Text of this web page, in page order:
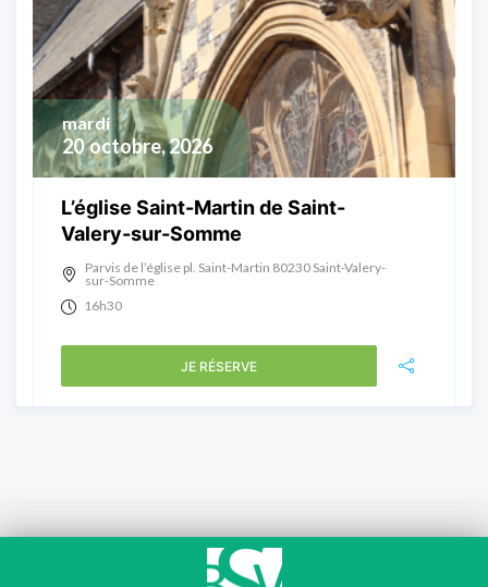
20 octobre, 2026
mardi
L’église Saint-Martin de Saint-
Valery-sur-Somme
Parvis de l’église pl. Saint-Martin 80230 Saint-Valery-
sur-Somme
16h30
JE RÉSERVE